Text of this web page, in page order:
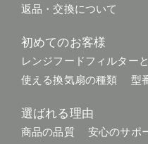
返品・交換について
初めてのお客様
レンジフードフィルター
使える換気扇の種類
型
選ばれる理由
商品の品質 安心のサポ